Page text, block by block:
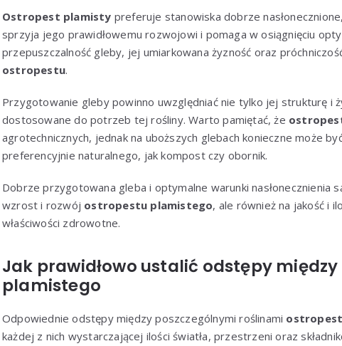
Ostropest plamisty preferuje stanowiska dobrze
sprzyja jego prawidłowemu rozwojowi i pomaga w osiągnięciu
przepuszczalność gleby, jej umiarkowana żyzność oraz
ostropestu.
Przygotowanie gleby powinno uwzględniać nie tylko jej strukturę i
dostosowane do potrzeb tej rośliny. Warto pamiętać, że
agrotechnicznych, jednak na uboższych glebach konieczne może
preferencyjnie naturalnego, jak kompost czy obornik.
Dobrze przygotowana gleba i optymalne warunki nasłonecznienia
wzrost i rozwój ostropestu plamistego, ale również na jakość i
właściwości zdrowotne.
Jak prawidłowo ustalić odstępy
plamistego
Odpowiednie odstępy między poszczególnymi roślinami
każdej z nich wystarczającej ilości światła, przestrzeni oraz